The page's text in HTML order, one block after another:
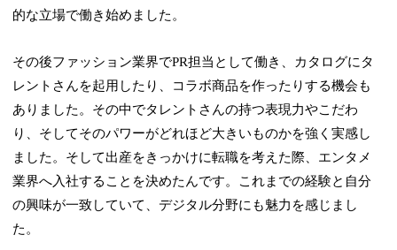
的な立場で働き始めました。
その後ファッション業界でPR担当として働き、カタログにタ
レントさんを起用したり、コラボ商品を作ったりする機会も
ありました。その中でタレントさんの持つ表現力やこだわ
り、そしてそのパワーがどれほど大きいものかを強く実感し
ました。そして出産をきっかけに転職を考えた際、エンタメ
業界へ入社することを決めたんです。これまでの経験と自分
の興味が一致していて、デジタル分野にも魅力を感じまし
た。